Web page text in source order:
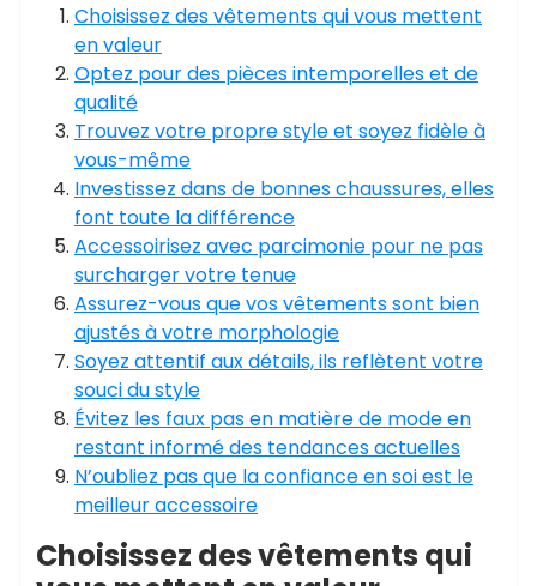
Choisissez des vêtements qui vous mettent
en valeur
Optez pour des pièces intemporelles et de
qualité
Trouvez votre propre style et soyez fidèle à
vous-même
Investissez dans de bonnes chaussures, elles
font toute la différence
Accessoirisez avec parcimonie pour ne pas
surcharger votre tenue
Assurez-vous que vos vêtements sont bien
ajustés à votre morphologie
Soyez attentif aux détails, ils reflètent votre
souci du style
Évitez les faux pas en matière de mode en
restant informé des tendances actuelles
N’oubliez pas que la confiance en soi est le
meilleur accessoire
Choisissez des vêtements qui